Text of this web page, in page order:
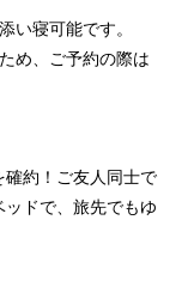
い寝可能です。
め、ご予約の際は
約！ご友人同士で
ドで、旅先でもゆ